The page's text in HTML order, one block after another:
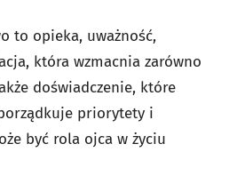
to opieka, uważność,
która wzmacnia zarówno
doświadczenie, które
priorytety i
być rola ojca w życiu